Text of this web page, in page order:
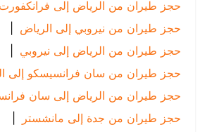
حجز طيران من الرياض إلى فرانكفورت |
حجز طيران من نيروبي إلى الرياض
|
حجز طيران من الرياض إلى نيروبي |
حجز طيران من سان فرانسيسكو إلى الرياض
حجز طيران من الرياض إلى سان فرانسيسكو
حجز طيران من جدة إلى مانشستر |